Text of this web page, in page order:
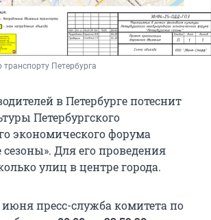
транспорту Петербурга
в Петербурге потеснит
Петербургского
экономического форума
сезоны». Для его проведения
улиц в центре города.
пресс-служба комитета по